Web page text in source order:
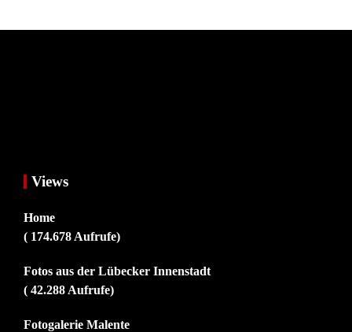
Views
Home
( 174.678 Aufrufe)
Fotos aus der Lübecker Innenstadt
( 42.288 Aufrufe)
Fotogalerie Malente